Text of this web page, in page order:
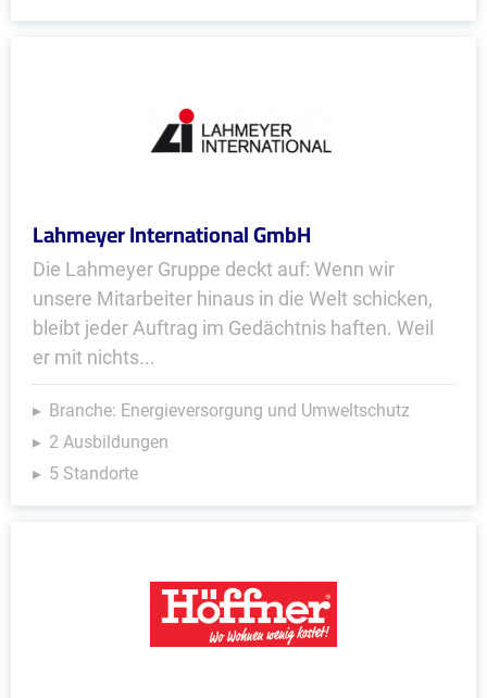
Lahmeyer International GmbH
Die Lahmeyer Gruppe deckt auf: Wenn wir
unsere Mitarbeiter hinaus in die Welt schicken,
bleibt jeder Auftrag im Gedächtnis haften. Weil
er mit nichts...
Branche: Energieversorgung und Umweltschutz
2 Ausbildungen
5 Standorte